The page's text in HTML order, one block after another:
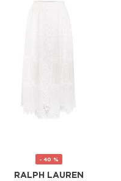
- 40 %
RALPH LAUREN